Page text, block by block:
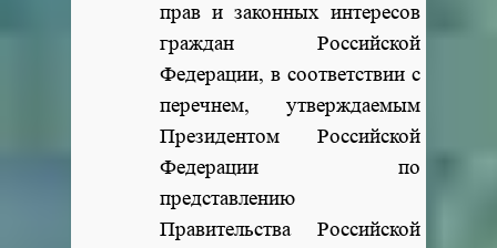
прав и законных интересов
граждан Российской
Федерации, в соответствии с
перечнем, утверждаемым
Президентом Российской
Федерации по
представлению
Правительства Российской